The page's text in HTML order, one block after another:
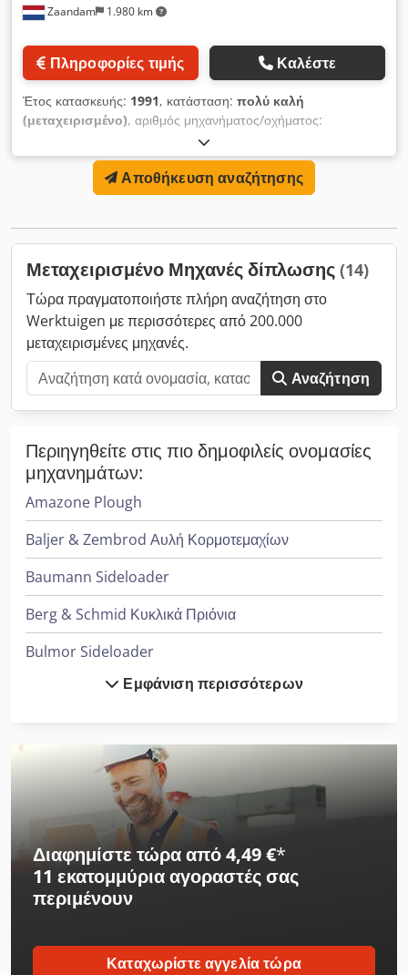
Zaandam 1.980 km
Πληροφορίες τιμής Καλέστε
Έτος κατασκευής: 1991, κατάσταση: πολύ καλή
(μεταχειρισμένο), αριθμός μηχανήματος/οχήματος:
, Flatpile, Vaculift, Vacubelt, αντλία DV, παράδοση
με ιμάντα από βότσαλα, μετρητής MCC1 Djdpehqhg Ajfx
Aafeck Αριθμός μηχανής: 61861201
Αποθήκευση αναζήτησης
Μεταχειρισμένο Μηχανές δίπλωσης (14)
Τώρα πραγματοποιήστε πλήρη αναζήτηση στο
Werktuigen με περισσότερες από 200.000
μεταχειρισμένες μηχανές.
Αναζήτηση
Περιηγηθείτε στις πιο δημοφιλείς ονομασίες
μηχανημάτων:
Amazone Plough
Baljer & Zembrod Αυλή Κορμοτεμαχίων
Baumann Sideloader
Berg & Schmid Κυκλικά Πριόνια
Bulmor Sideloader
Combilift Sideloader
Daikin Κλιματιστικά
Dücker Mulcher
Herkules Mulcher
Hp Εκτυπωτής
Hubtex Sideloader
Εμφάνιση περισσότερων
Διαφημίστε τώρα από 4,49 €*
11 εκατομμύρια αγοραστέςσας
περιμένουν
Καταχωρίστε αγγελία τώρα